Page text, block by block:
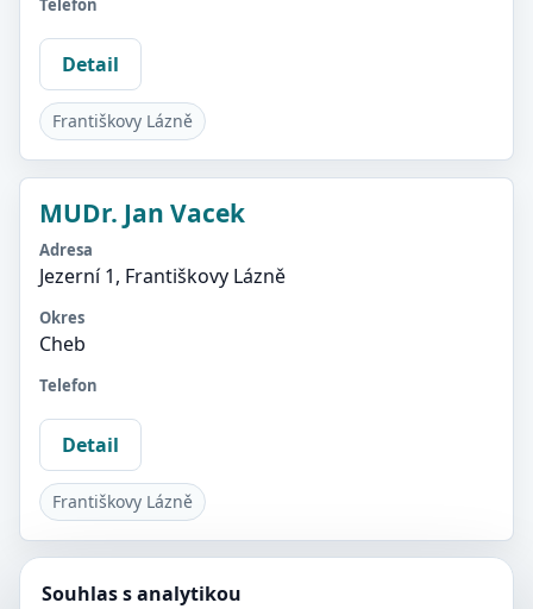
Telefon
Detail
Františkovy Lázně
MUDr. Jan Vacek
Adresa
Jezerní 1, Františkovy Lázně
Okres
Cheb
Telefon
Detail
Františkovy Lázně
Souhlas s analytikou